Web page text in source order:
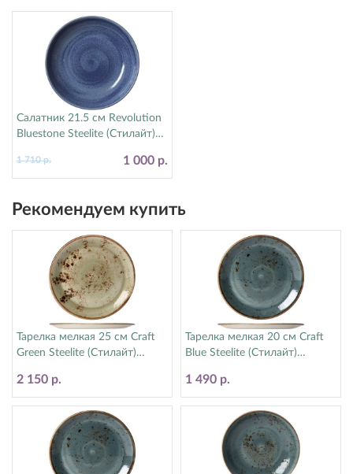
Салатник 21.5 см Revolution
Bluestone Steelite (Стилайт)
1 000 р.
1 710 р.
Рекомендуем купить
Тарелка мелкая 25 см Craft
Green Steelite (Стилайт)
2 150 р.
Тарелка мелкая 20 см Craft
Blue Steelite (Стилайт)
1 490 р.